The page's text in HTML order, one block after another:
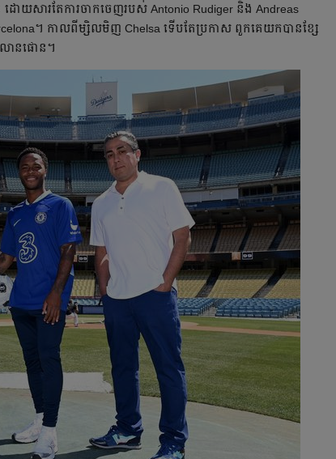
ះ ដោយ​សារ​តែ​ការ​ចាកចេញ​របស់​ Antonio Rudiger និង Andreas
។ កាល​ពី​ម្សិលមិញ Chelsa ទើប​តែ​ប្រកាស ពួក​គេ​យក​បាន​ខ្សែ​
លាន​ផោន។